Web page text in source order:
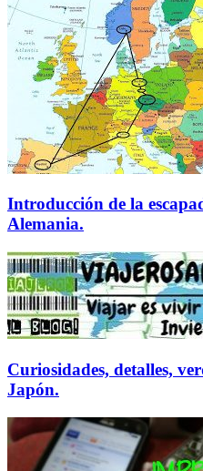
Japón
y
China
(Hong
Kong
Macao).
Macao).
¡Nos
vamos!
Introducción de la
Alemania.
Curiosidades, detalles,
Japón.